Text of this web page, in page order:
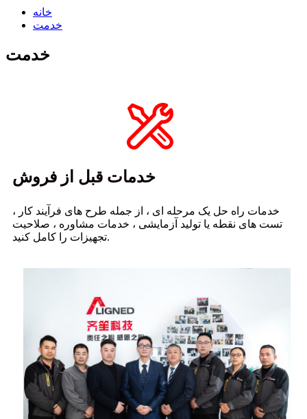
خانه
خدمت
خدمت
خدمات قبل از فروش
خدمات راه حل یک مرحله ای ، از جمله طرح های فرآیند کار ،
تست های نقطه یا تولید آزمایشی ، خدمات مشاوره ، صلاحیت
تجهیزات را کامل کنید.